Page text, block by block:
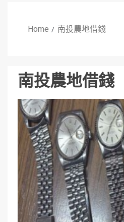
Home 南投農地借錢
南投農地借錢